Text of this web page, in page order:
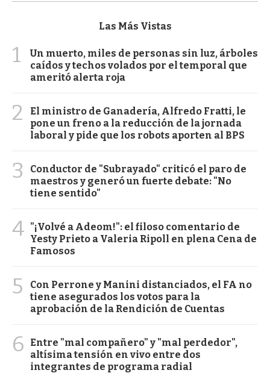
Las Más Vistas
1
Un muerto, miles de personas sin luz, árboles
caídos y techos volados por el temporal que
ameritó alerta roja
2
El ministro de Ganadería, Alfredo Fratti, le
pone un freno a la reducción de la jornada
laboral y pide que los robots aporten al BPS
3
Conductor de "Subrayado" criticó el paro de
maestros y generó un fuerte debate: "No
tiene sentido"
4 "¡Volvé a Adeom!": el filoso comentario de
Yesty Prieto a Valeria Ripoll en plena Cena de
Famosos
5
Con Perrone y Manini distanciados, el FA no
tiene asegurados los votos para la
aprobación de la Rendición de Cuentas
6
Entre "mal compañero" y "mal perdedor",
altísima tensión en vivo entre dos
integrantes de programa radial